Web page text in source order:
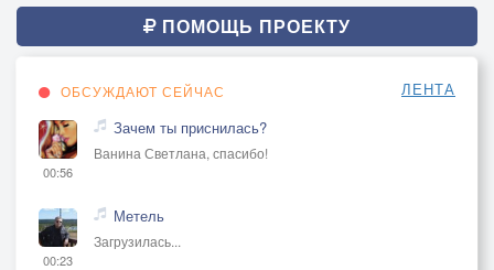
ПОМОЩЬ ПРОЕКТУ
ОБСУЖДАЮТ СЕЙЧАС ЛЕНТА
00:56
Зачем ты приснилась?
Ванина Светлана, спасибо!
00:23
Метель
Загрузилась...